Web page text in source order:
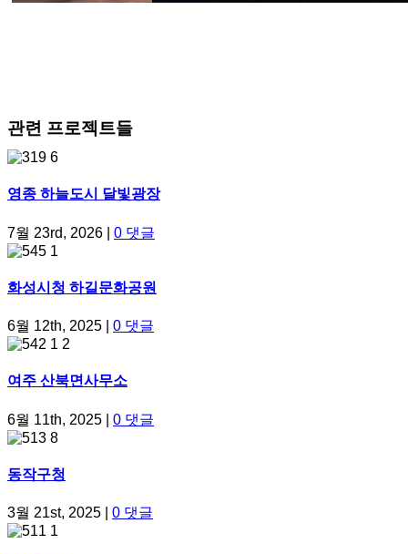
관련 프로젝트들
영종 하늘도시 달빛광장
7월 23rd, 2026 0 댓글
화성시청 하길문화공원
6월 12th, 2025 0 댓글
여주 산북면사무소
6월 11th, 2025 0 댓글
동작구청
3월 21st, 2025 0 댓글